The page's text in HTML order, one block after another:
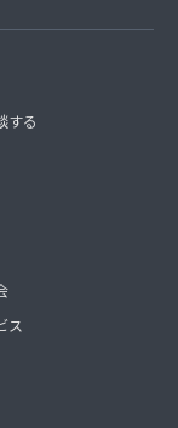
する
ス